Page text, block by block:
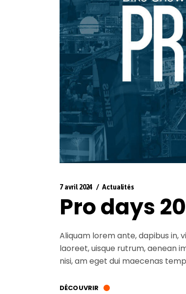
7 avril 2024 Actualités
Pro days
Aliquam lorem ante, dapibus in,
laoreet, uisque rutrum, aenean
nisi, am eget dui maecenas
DÉCOUVRIR